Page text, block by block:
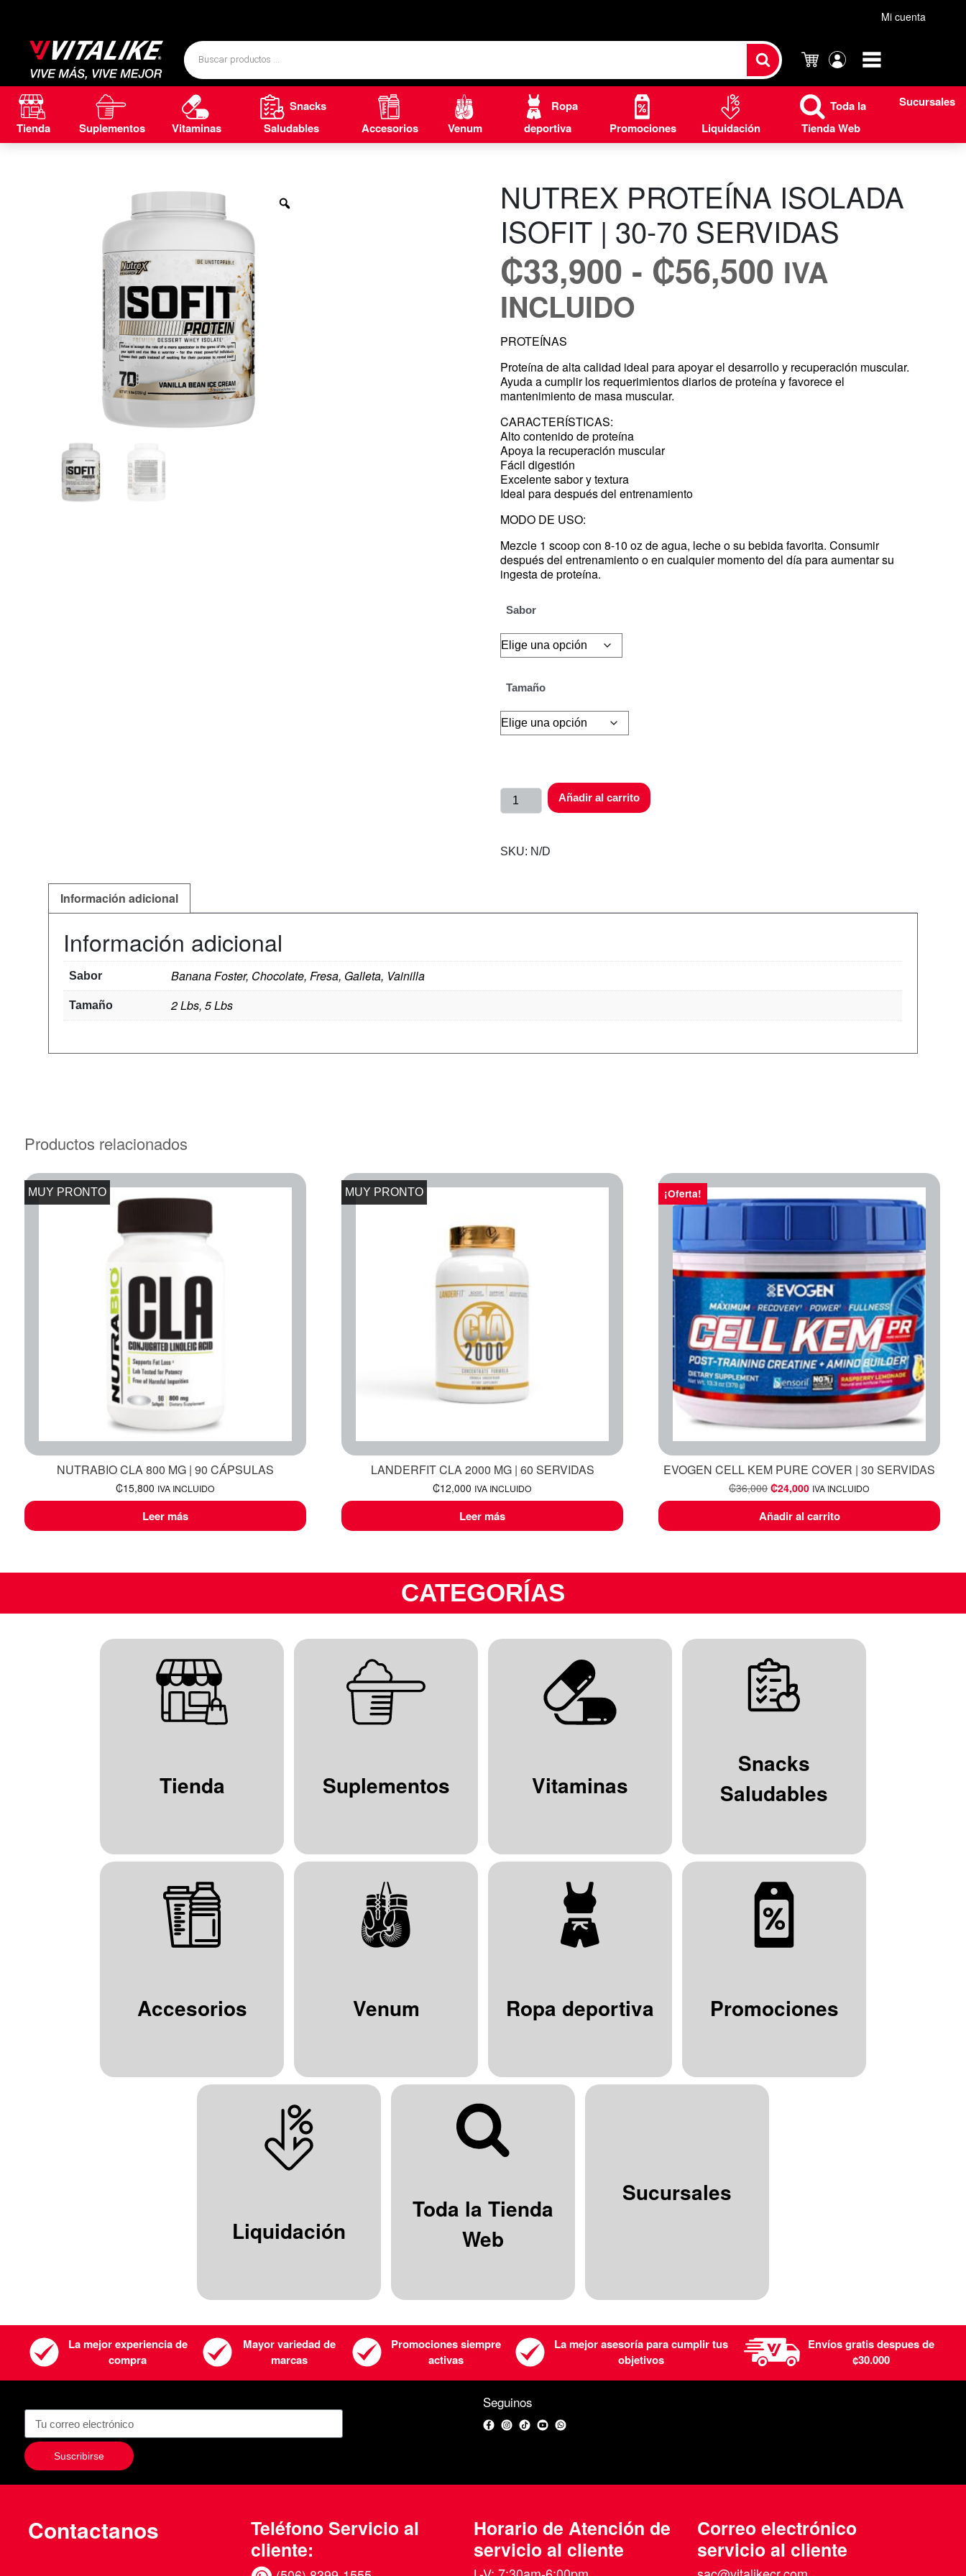
Mi cuenta
Carrito
cuenta
Tienda Suplementos Vitaminas
Snacks
Saludables
Accesorios Venum
Ropa
deportiva
Promociones Liquidación
Toda la
Tienda Web
Sucursales
NUTREX PROTEÍNA ISOLADA
ISOFIT | 30-70 SERVIDAS
₡33,900 - ₡56,500 IVA
INCLUIDO
PROTEÍNAS
Proteína de alta calidad ideal para apoyar el desarrollo y recuperación muscular.
Ayuda a cumplir los requerimientos diarios de proteína y favorece el
mantenimiento de masa muscular.
CARACTERÍSTICAS:
Alto contenido de proteína
Apoya la recuperación muscular
Fácil digestión
Excelente sabor y textura
Ideal para después del entrenamiento
MODO DE USO:
Mezcle 1 scoop con 8-10 oz de agua, leche o su bebida favorita. Consumir
después del entrenamiento o en cualquier momento del día para aumentar su
ingesta de proteína.
Sabor
Tamaño
Añadir al carrito
SKU: N/D
Información adicional
Información adicional
Sabor Banana Foster, Chocolate, Fresa, Galleta, Vainilla
Tamaño 2 Lbs, 5 Lbs
Productos relacionados
MUY PRONTO
NUTRABIO CLA 800 MG | 90 CÁPSULAS
₡15,800 IVA INCLUIDO
Leer más
MUY PRONTO
LANDERFIT CLA 2000 MG | 60 SERVIDAS
₡12,000 IVA INCLUIDO
Leer más
¡Oferta!
EVOGEN CELL KEM PURE COVER | 30 SERVIDAS
₡36,000 ₡24,000 IVA INCLUIDO
Añadir al carrito
CATEGORÍAS
Tienda Suplementos Vitaminas
Snacks
Saludables
Accesorios Venum Ropa deportiva Promociones
Liquidación
Toda la Tienda
Web
Sucursales
La mejor experiencia de
compra
Mayor variedad de
marcas
Promociones siempre
activas
La mejor asesoría para cumplir tus
objetivos
Envíos gratis despues de
¢30.000
Suscribirse
Seguinos
Facebook
Instagram
TikTokYouTubeWhatsApp
Contactanos
Teléfono Servicio al
cliente:
Horario de Atención de
servicio al cliente
Correo electrónico
servicio al cliente